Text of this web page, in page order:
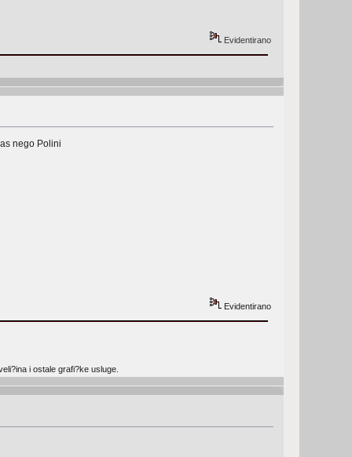
Evidentirano
nego Polini
Evidentirano
i ostale grafi?ke usluge.